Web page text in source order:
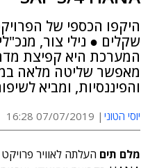
היקפו הכספי של
שקלים ● נילי צור,
המערכת היא קפיצת
מאפשר שליטה מלאה
והפיננסיות, ומביא
יוסי הטוני 07/07/2019 16:28
מלם תים